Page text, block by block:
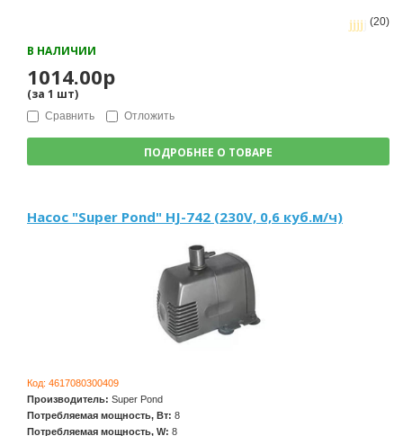
(20)
В НАЛИЧИИ
1014.00р
(за 1 шт)
Сравнить Отложить
ПОДРОБНЕЕ О ТОВАРЕ
Насос "Super Pond" HJ-742 (230V, 0,6 куб.м/ч)
Код: 4617080300409
Производитель: Super Pond
Потребляемая мощность, Вт: 8
Потребляемая мощность, W: 8